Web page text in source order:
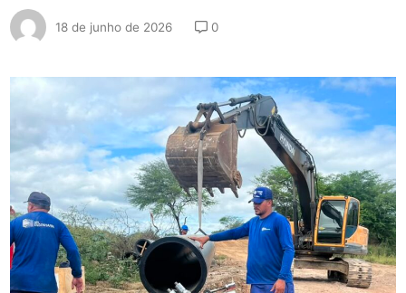
18 de junho de 2026 0